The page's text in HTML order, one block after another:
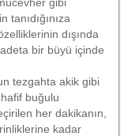
dışında
bir büyü içinde
tezgahta akik gibi
buğulu
her dakikanın,
kadar